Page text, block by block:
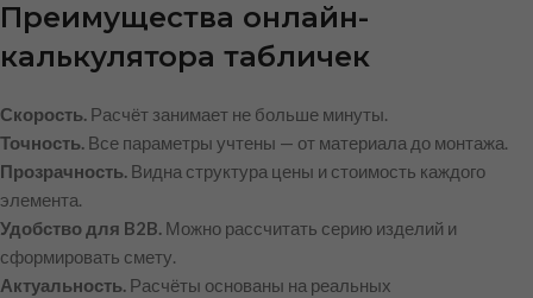
Преимущества онлайн-
калькулятора табличек
Скорость. Расчёт занимает не больше минуты.
Точность. Все параметры учтены — от материала до монтажа.
Прозрачность. Видна структура цены и стоимость каждого
элемента.
Удобство для B2B. Можно рассчитать серию изделий и
сформировать смету.
Актуальность. Расчёты основаны на реальных